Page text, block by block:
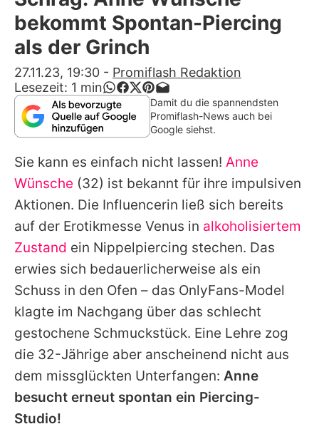
Alle Themen auf Promiflash
App runterladen
Team
Redaktionelle Richtlinien
Impressum
Datenschutzerklärung
Nutzungsbedingungen
Utiq verwalten
bekommt Spontan-Piercing
als der Grinch
27.11.23, 19:30 - Promiflash Redaktion
Lesezeit: 1 min
Damit du die spannendsten
Promiflash-News auch bei
Google siehst.
Sie kann es einfach nicht lassen! Anne
Wünsche (32) ist bekannt für ihre impulsiven
Aktionen. Die Influencerin ließ sich bereits
auf der Erotikmesse Venus in alkoholisiertem
Zustand ein Nippelpiercing stechen. Das
erwies sich bedauerlicherweise als ein
Schuss in den Ofen – das OnlyFans-Model
klagte im Nachgang über das schlecht
gestochene Schmuckstück. Eine Lehre zog
die 32-Jährige aber anscheinend nicht aus
dem missglückten Unterfangen: Anne
besucht erneut spontan ein Piercing-
Studio!